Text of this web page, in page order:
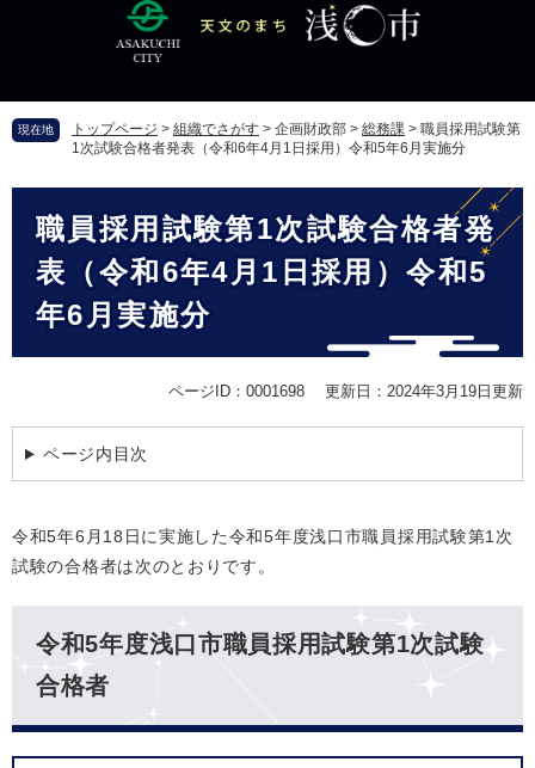
頭
す
飛
し
現在地 トップページ > 組織でさがす > 企画財政部 > 総務課 > 職員採用試験第
1次試験合格者発表（令和6年4月1日採用）令和5年6月実施分
職員採用試験第1次試験合格者発
表（令和6年4月1日採用）令和5
年6月実施分
ページID：0001698 更新日：2024年3月19日更新
ページ内目次
令和5年6月18日に実施した令和5年度浅口市職員採用試験第1次
試験の合格者は次のとおりです。
令和5年度浅口市職員採用試験第1次試験
合格者